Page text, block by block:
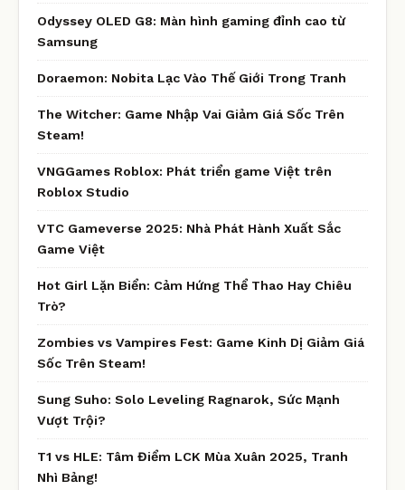
Odyssey OLED G8: Màn hình gaming đỉnh cao từ
Samsung
Doraemon: Nobita Lạc Vào Thế Giới Trong Tranh
The Witcher: Game Nhập Vai Giảm Giá Sốc Trên
Steam!
VNGGames Roblox: Phát triển game Việt trên
Roblox Studio
VTC Gameverse 2025: Nhà Phát Hành Xuất Sắc
Game Việt
Hot Girl Lặn Biển: Cảm Hứng Thể Thao Hay Chiêu
Trò?
Zombies vs Vampires Fest: Game Kinh Dị Giảm Giá
Sốc Trên Steam!
Sung Suho: Solo Leveling Ragnarok, Sức Mạnh
Vượt Trội?
T1 vs HLE: Tâm Điểm LCK Mùa Xuân 2025, Tranh
Nhì Bảng!